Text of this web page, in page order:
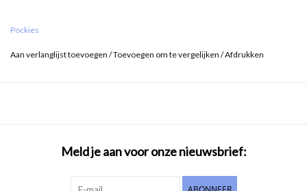
Pockies
Aan verlanglijst toevoegen /Toevoegen om te vergelijken /Afdrukken
Meld je aan voor onze nieuwsbrief: